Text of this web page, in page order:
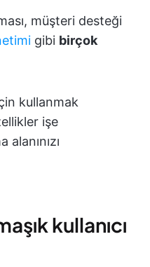
müşteri desteği
gibi birçok
kullanmak
işe
kullanıcı